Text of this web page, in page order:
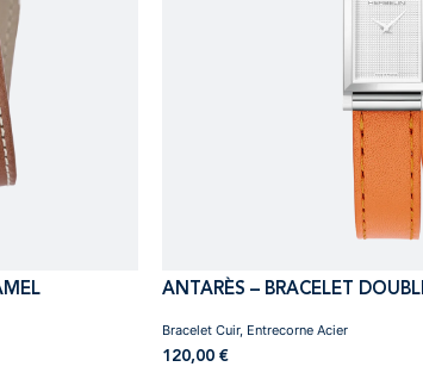
ANTARÈS – BRACELET
120,00€
Bracelet Cuir, Entrecorne Acier